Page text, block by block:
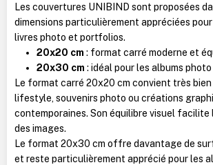
Les couvertures UNIBIND sont proposées
dimensions particulièrement appréciées
livres photo et portfolios.
20x20 cm : format carré moderne et
20x30 cm : idéal pour les albums photo
Le format carré 20x20 cm convient très bien
lifestyle, souvenirs photo ou créations
contemporaines. Son équilibre visuel facilite
des images.
Le format 20x30 cm offre davantage de
et reste particulièrement apprécié pour les